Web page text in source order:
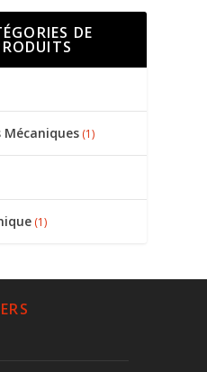
DE
Mécaniques (1)
(1)